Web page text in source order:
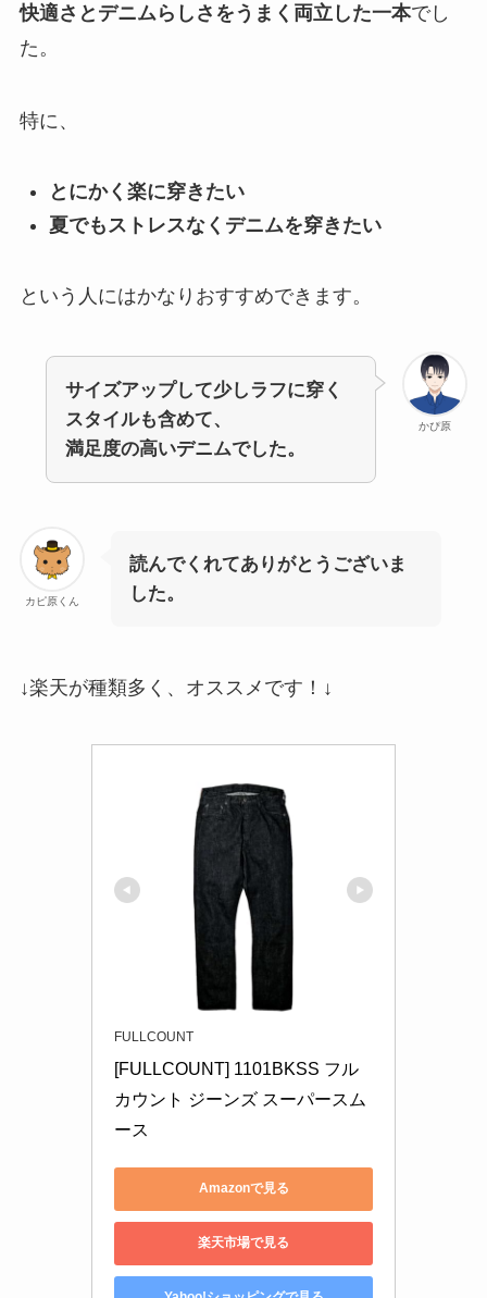
快適さとデニムらしさをうまく両立した一本でし
た。
特に、
とにかく楽に穿きたい
夏でもストレスなくデニムを穿きたい
という人にはかなりおすすめできます。
かぴ原
サイズアップして少しラフに穿く
スタイルも含めて、
満足度の高いデニムでした。
カピ原くん
読んでくれてありがとうございま
した。
↓楽天が種類多く、オススメです！↓
FULLCOUNT
[FULLCOUNT] 1101BKSS フル
カウント ジーンズ スーパースム
ース
Amazonで見る
楽天市場で見る